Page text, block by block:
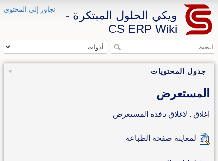
تجاوز إلى المحتوى
ويكي الحلول المبتكرة -
CS ERP Wiki
جدول المحتويات
المستعرض
اغلاق : لاغلاق نافذة المستعرض
لمعاينة صفحة الطباعة